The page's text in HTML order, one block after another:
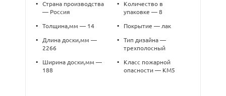
•
Страна производства
— Россия
• Толщина,мм — 14
•
Длина доски,мм —
2266
•
Ширина доски,мм —
188
•
Количество в
упаковке — 8
• Покрытие — лак
•
Тип дизайна —
трехполосный
•
Класс пожарной
опасности — КМ5